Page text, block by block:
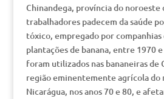
Chinandega, província do noroeste
trabalhadores padecem da saúde
tóxico, empregado por companhias
plantações de banana, entre 1970
foram utilizados nas bananeiras de
região eminentemente agrícola do
Nicarágua, nos anos 70 e 80, e